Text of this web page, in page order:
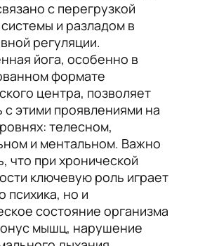
с перегрузкой
и разладом в
регуляции.
йога, особенно в
формате
центра, позволяет
с этими проявлениями на
телесном,
и ментальном. Важно
что при хронической
ключевую роль играет
психика, но и
состояние организма
мышц, нарушение